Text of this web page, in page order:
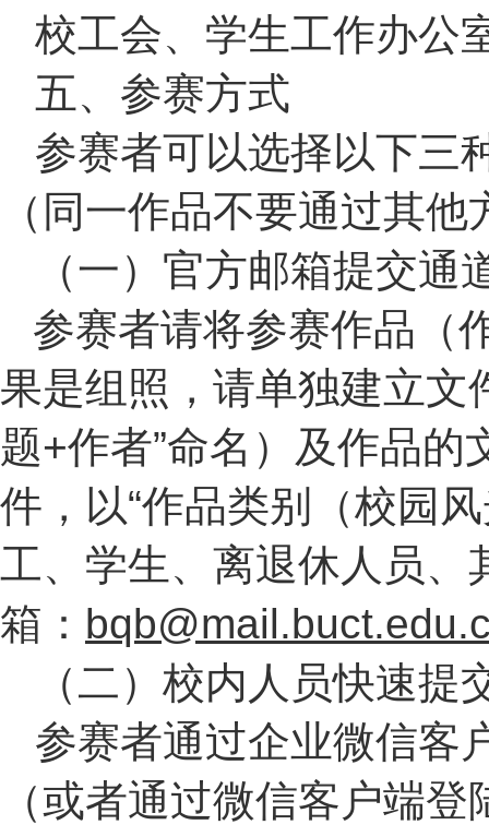
校工会、学生工作办公
五、参赛方式
参赛者可以选择以下三
（同一作品不要通过其
（一）官方邮箱提交通
参赛者请将参赛作品（
果是组照，请单独建立文
题+作者”命名）及作品
件，以“作品类别（校园
工、学生、离退休人员、
箱：
（二）校内人员快速提
参赛者通过企业微信客
（或者通过微信客户端